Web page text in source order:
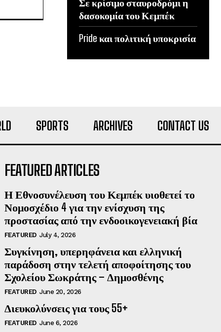
δασοκομία του Κεμπέκ
Pride και πολιτική υποκρισία
SPORTS ARCHIVES CONTACT US
FEATURED ARTICLES
Η Εθνοσυνέλευση του Κεμπέκ υιοθετεί το
Νομοσχέδιο 4 για την ενίσχυση της
προστασίας από την ενδοοικογενειακή βία
FEATURED July 4, 2026
Συγκίνηση, υπερηφάνεια και ελληνική
παράδοση στην τελετή αποφοίτησης του
Σχολείου Σωκράτης – Δημοσθένης
FEATURED June 20, 2026
Διευκολύνσεις για τους 55+
FEATURED June 6, 2026